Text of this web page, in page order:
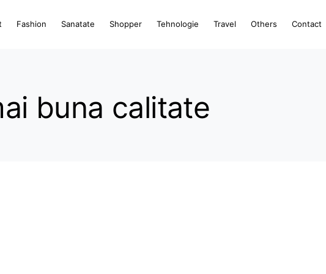
Fashion Sanatate Shopper Tehnologie Travel Others Contact
buna calitate